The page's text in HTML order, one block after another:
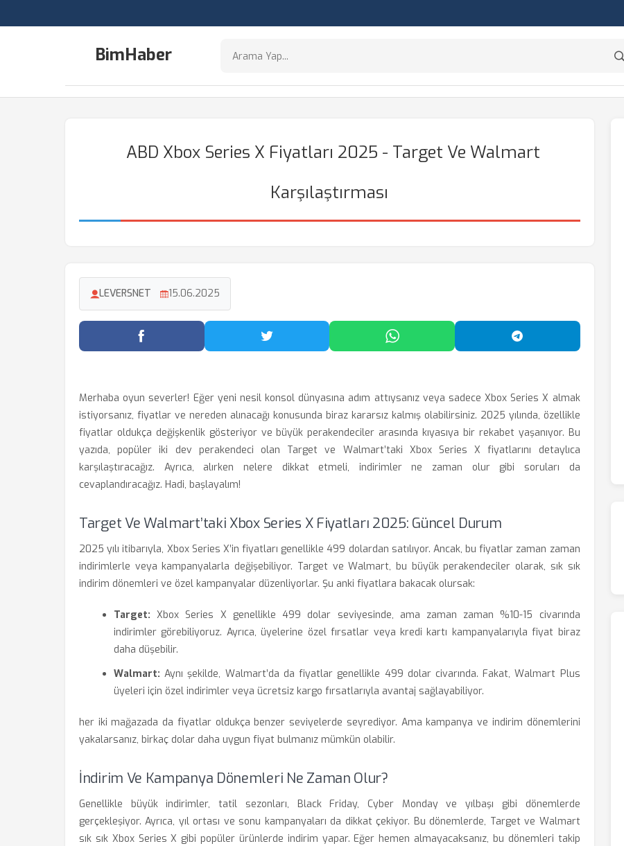
BimHaber
ABD Xbox Series X Fiyatları 2025 - Target Ve Walmart
Karşılaştırması
LEVERSNET 15.06.2025
Facebook'ta Paylaş Twitter'da Paylaş WhatsApp'ta Paylaş Telegram'da Paylaş
Merhaba oyun severler! Eğer yeni nesil konsol dünyasına adım attıysanız veya sadece Xbox Series X almak
istiyorsanız, fiyatlar ve nereden alınacağı konusunda biraz kararsız kalmış olabilirsiniz. 2025 yılında, özellikle
fiyatlar oldukça değişkenlik gösteriyor ve büyük perakendeciler arasında kıyasıya bir rekabet yaşanıyor. Bu
yazıda, popüler iki dev perakendeci olan Target ve Walmart’taki Xbox Series X fiyatlarını detaylıca
karşılaştıracağız. Ayrıca, alırken nelere dikkat etmeli, indirimler ne zaman olur gibi soruları da
cevaplandıracağız. Hadi, başlayalım!
Target Ve Walmart’taki Xbox Series X Fiyatları 2025: Güncel Durum
2025 yılı itibarıyla, Xbox Series X’in fiyatları genellikle 499 dolardan satılıyor. Ancak, bu fiyatlar zaman zaman
indirimlerle veya kampanyalarla değişebiliyor. Target ve Walmart, bu büyük perakendeciler olarak, sık sık
indirim dönemleri ve özel kampanyalar düzenliyorlar. Şu anki fiyatlara bakacak olursak:
Target: Xbox Series X genellikle 499 dolar seviyesinde, ama zaman zaman %10-15 civarında
indirimler görebiliyoruz. Ayrıca, üyelerine özel fırsatlar veya kredi kartı kampanyalarıyla fiyat biraz
daha düşebilir.
Walmart: Aynı şekilde, Walmart’da da fiyatlar genellikle 499 dolar civarında. Fakat, Walmart Plus
üyeleri için özel indirimler veya ücretsiz kargo fırsatlarıyla avantaj sağlayabiliyor.
her iki mağazada da fiyatlar oldukça benzer seviyelerde seyrediyor. Ama kampanya ve indirim dönemlerini
yakalarsanız, birkaç dolar daha uygun fiyat bulmanız mümkün olabilir.
İndirim Ve Kampanya Dönemleri Ne Zaman Olur?
Genellikle büyük indirimler, tatil sezonları, Black Friday, Cyber Monday ve yılbaşı gibi dönemlerde
gerçekleşiyor. Ayrıca, yıl ortası ve sonu kampanyaları da dikkat çekiyor. Bu dönemlerde, Target ve Walmart
sık sık Xbox Series X gibi popüler ürünlerde indirim yapar. Eğer hemen almayacaksanız, bu dönemleri takip